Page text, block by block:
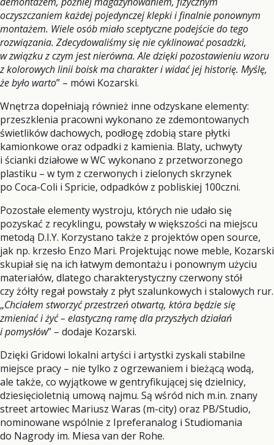
oczyszczaniem każdej pojedynczej klepki i finalnie ponownym
montażem. Wiele osób miało sceptyczne podejście do tego
rozwiązania. Zdecydowaliśmy się nie cyklinować posadzki,
w związku z czym jest nierówna. Ale dzięki pozostawieniu wzoru
z kolorowych linii boisk ma charakter i widać jej historię. Myślę,
że było warto” – mówi Kozarski.
Wnętrza dopełniają również inne odzyskane elementy:
przeszklenia pracowni wykonano ze zdemontowanych
świetlików dachowych, podłogę zdobią stare płytki
kamionkowe oraz odpadki z kamienia. Blaty, uchwyty
i ścianki działowe w WC wykonano z przetworzonego
plastiku – w tym z czerwonych i zielonych skrzynek
po Coca-Coli i Spricie, odpadków z pobliskiej 100czni.
Pozostałe elementy wystroju, których nie udało się
pozyskać z recyklingu, powstały w większości na miejscu
metodą D.I.Y. Korzystano także z projektów open source,
jak np. krzesło Enzo Mari. Projektując nowe meble, Kozarski
skupiał się na ich łatwym demontażu i ponownym użyciu
materiałów, dlatego charakterystyczny czerwony stół
czy żółty regał powstały z płyt szalunkowych i stalowych rur.
„Chciałem stworzyć przestrzeń otwartą, która będzie się
zmieniać i żyć – elastyczną ramę dla przyszłych działań
i pomysłów” – dodaje Kozarski.
Dzięki Gridowi lokalni artyści i artystki zyskali stabilne
miejsce pracy – nie tylko z ogrzewaniem i bieżącą wodą,
ale także, co wyjątkowe w gentryfikującej się dzielnicy,
dziesięcioletnią umową najmu. Są wśród nich m.in. znany
street artowiec Mariusz Waras (m-city) oraz PB/Studio,
nominowane wspólnie z Ipreferanalog i Studiomania
do Nagrody im. Miesa van der Rohe.